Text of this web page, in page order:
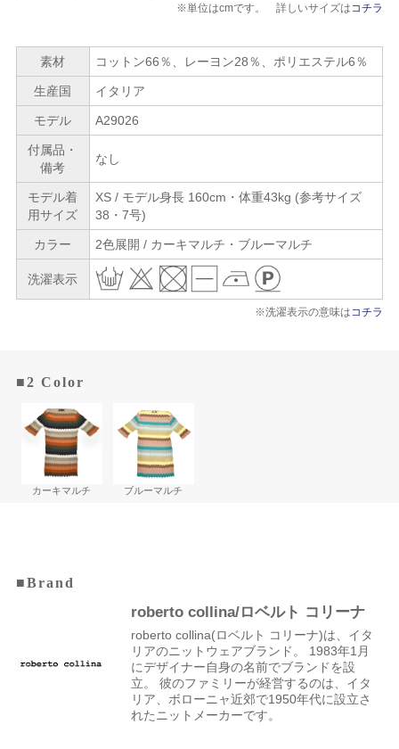
※単位はcmです。 詳しいサイズは コチラ
素材 コットン66％、レーヨン28％、ポリエステル6％
生産国 イタリア
モデル A29026
付属品・
備考
なし
モデル着
用サイズ
XS / モデル身長 160cm・体重43kg (参考サイズ
38・7号)
カラー 2色展開 / カーキマルチ・ブルーマルチ
洗濯表示
※洗濯表示の意味は コチラ
■2 Color
カーキマルチ ブルーマルチ
■Brand
roberto collina/ロベルト コリーナ
roberto collina(ロベルト コリーナ)は、イタ
リアのニットウェアブランド。 1983年1月
にデザイナー自身の名前でブランドを設
立。 彼のファミリーが経営するのは、イタ
リア、ボローニャ近郊で1950年代に設立さ
れたニットメーカーです。